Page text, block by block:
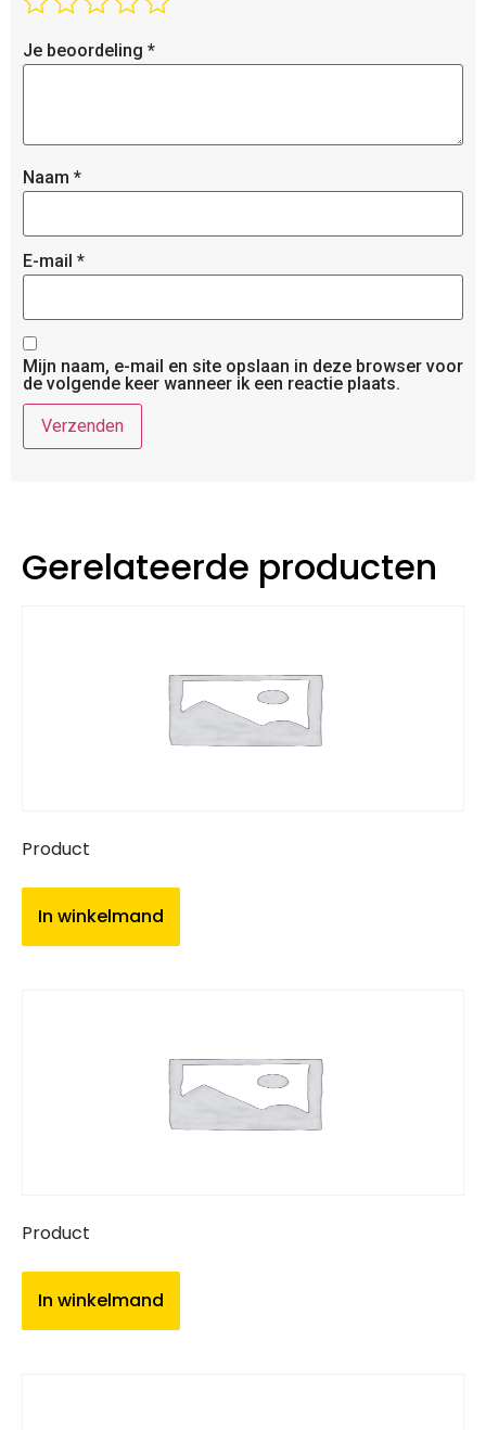
Je beoordeling *
Naam *
E-mail *
Mijn naam, e-mail en site opslaan in deze browser voor
de volgende keer wanneer ik een reactie plaats.
Gerelateerde producten
Product
In winkelmand
Product
In winkelmand